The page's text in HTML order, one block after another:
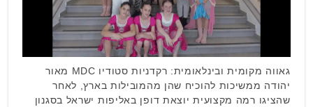
גאווה מקומית ובינלאומית: רקדניות סטודיו MDC מאור
יהודה ממשיכות להוכיח שהן מהמובילות בארץ, לאחר
שהציגו רמה מקצועית יוצאת דופן באליפות ישראל בסגנון